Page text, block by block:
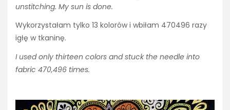
unstitching. My sun is done.
Wykorzystałam tylko 13 kolorów i wbiłam 470496 razy
igłę w tkaninę.
I used only thirteen colors and stuck the needle into
fabric 470,496 times.